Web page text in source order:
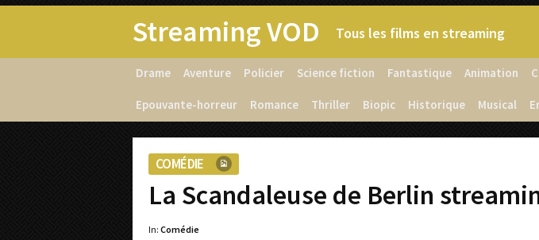
Streaming VOD Tous les films en streaming
Drame Aventure Policier Science fiction Fantastique Animation
Epouvante-horreur Romance Thriller Biopic Historique Musical
COMÉDIE
La Scandaleuse de Berlin
In: Comédie